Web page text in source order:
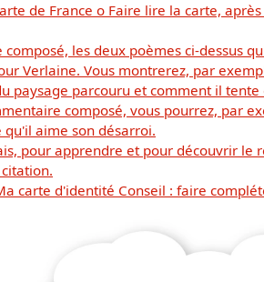
de France o Faire lire la carte,
les deux poèmes ci-dessus
Verlaine. Vous montrerez, par
paysage parcouru et comment il
composé, vous pourrez, par
aime son désarroi.
pour apprendre et pour découvrir
carte d'identité Conseil : faire